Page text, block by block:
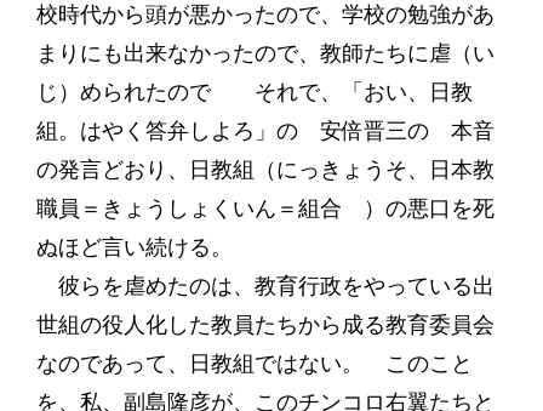
校時代から頭が悪かったので、学校の勉強があ
まりにも出来なかったので、教師たちに虐（い
じ）められたので それで、「おい、日教
組。はやく答弁しよろ」の 安倍晋三の 本音
の発言どおり、日教組（にっきょうそ、日本教
職員＝きょうしょくいん＝組合 ）の悪口を死
ぬほど言い続ける。
彼らを虐めたのは、教育行政をやっている出
世組の役人化した教員たちから成る教育委員会
なのであって、日教組ではない。 このこと
を、私、副島隆彦が、このチンコロ右翼たちと